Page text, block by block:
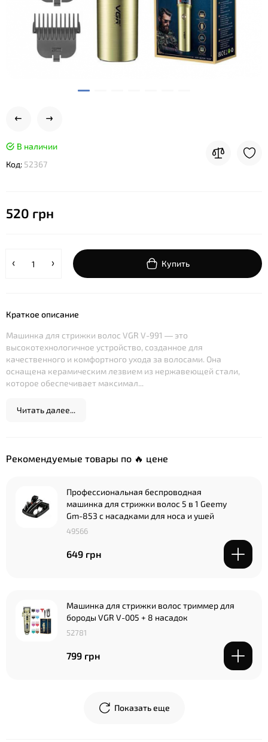
В наличии
Код: 52367
520 грн
Купить
Краткое описание
Машинка для стрижки волос VGR V-991 — это
высокотехнологичное устройство, созданное для
качественного и комфортного ухода за волосами. Она
оснащена керамическим лезвием из нержавеющей стали,
которое обеспечивает максимал...
Читать далее...
Рекомендуемые товары по 🔥 цене
Профессиональная беспроводная
машинка для стрижки волос 5 в 1 Geemy
Gm-853 с насадками для носа и ушей
49566
649 грн
Машинка для стрижки волос триммер для
бороды VGR V-005 + 8 насадок
52781
799 грн
Показать еще